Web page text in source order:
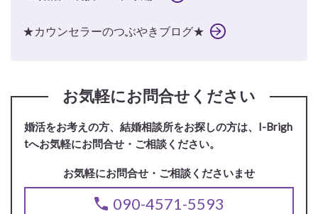
★カウンセラーのつぶやきブログ★
お気軽にお問合せください
婚活をお考えの方、結婚相談所をお探しの方は、I-Brigh
tへお気軽にお問合せ・ご相談ください。
お気軽にお問合せ・ご相談くださいませ
090-4571-5593